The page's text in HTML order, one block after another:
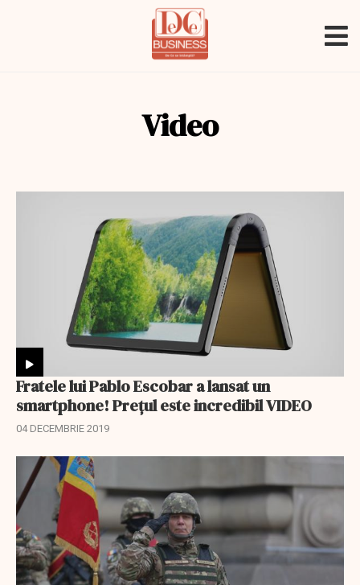
Video
Fratele lui Pablo Escobar a lansat un
smartphone! Prețul este incredibil VIDEO
04 DECEMBRIE 2019